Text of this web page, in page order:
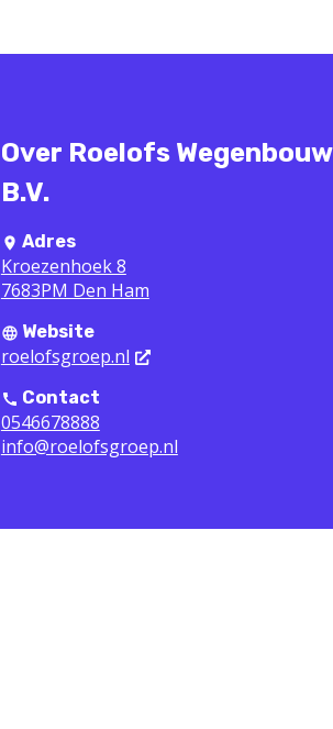
Over Roelofs Wegenbouw
B.V.
Adres
Kroezenhoek 8
7683PM Den Ham
Website
roelofsgroep.nl
Contact
0546678888
info@roelofsgroep.nl